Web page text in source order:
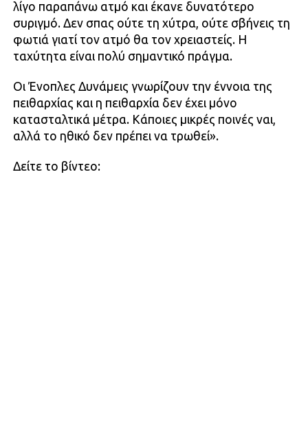
λίγο παραπάνω ατμό και έκανε δυνατότερο
συριγμό. Δεν σπας ούτε τη χύτρα, ούτε σβήνεις τη
φωτιά γιατί τον ατμό θα τον χρειαστείς. Η
ταχύτητα είναι πολύ σημαντικό πράγμα.
Οι Ένοπλες Δυνάμεις γνωρίζουν την έννοια της
πειθαρχίας και η πειθαρχία δεν έχει μόνο
κατασταλτικά μέτρα. Κάποιες μικρές ποινές ναι,
αλλά το ηθικό δεν πρέπει να τρωθεί».
Δείτε το βίντεο: